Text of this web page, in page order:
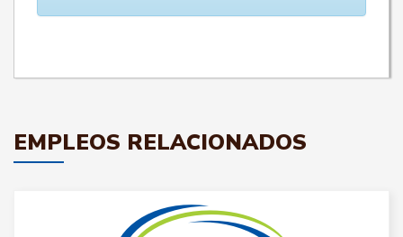
EMPLEOS RELACIONADOS